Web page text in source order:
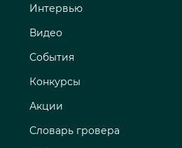
Интервью
Видео
События
Конкурсы
Акции
Словарь гровера